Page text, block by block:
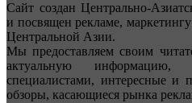
Сайт создан Центрально-
и посвящен рекламе,
Центральной Азии.
Мы предоставляем своим
актуальную
специалистами, интересные и
обзоры, касающиеся рынка